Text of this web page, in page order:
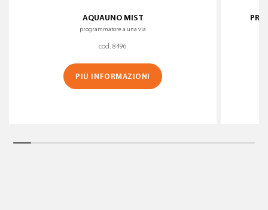
AQUAUNO MIST
programmatore a una via
cod. 8496
PIÙ INFORMAZIONI